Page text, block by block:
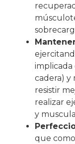
implicada
cadera) y
resistir
realizar
y
que